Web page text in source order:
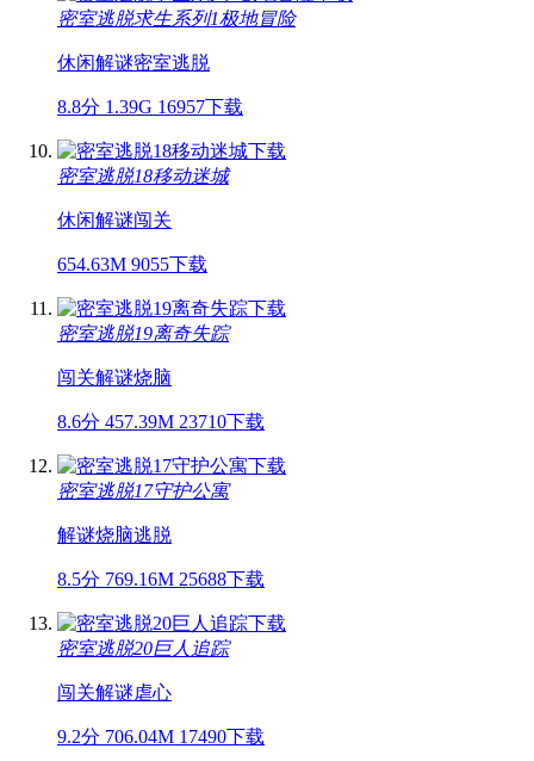
密室逃脱求生系列1极地冒险
休闲解谜密室逃脱
8.8分 1.39G 16957下载
密室逃脱18移动迷城
休闲解谜闯关
654.63M 9055下载
密室逃脱19离奇失踪
闯关解谜烧脑
8.6分 457.39M 23710下载
密室逃脱17守护公寓
解谜烧脑逃脱
8.5分 769.16M 25688下载
密室逃脱20巨人追踪
闯关解谜虐心
9.2分 706.04M 17490下载